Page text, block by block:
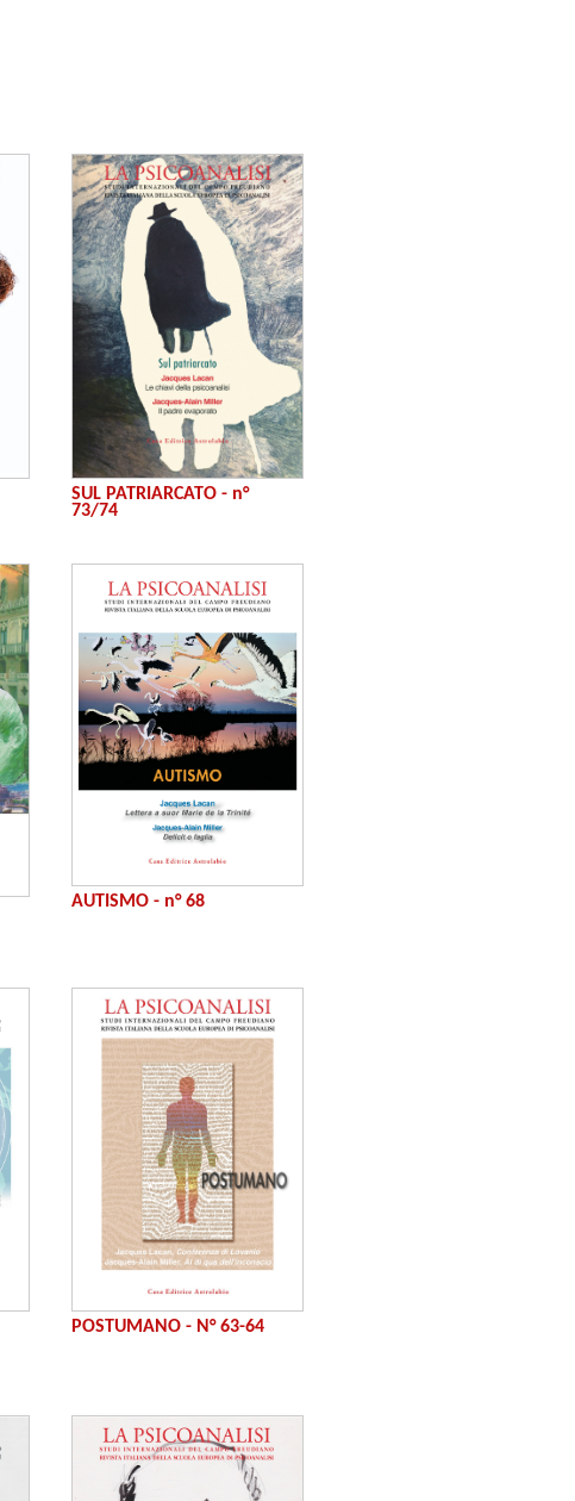
SUL PATRIARCATO - n°
73/74
AUTISMO - n° 68
POSTUMANO - N° 63-64